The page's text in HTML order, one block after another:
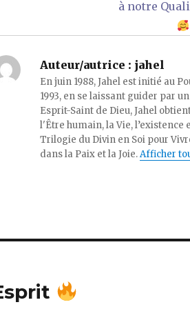
à notre
Auteur/autrice : jahel
En juin 1988, Jahel est initié au
1993, en se laissant guider par
Esprit-Saint de Dieu, Jahel
l'Être humain, la Vie, l’existence
Trilogie du Divin en Soi pour
dans la Paix et la Joie.Afficher